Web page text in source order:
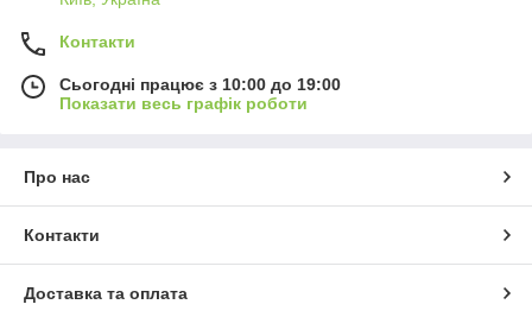
Контакти
Сьогодні працює з 10:00 до 19:00
Показати весь графік роботи
Про нас
Контакти
Доставка та оплата